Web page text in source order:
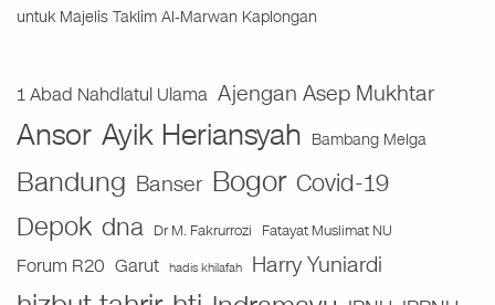
untuk Majelis Taklim Al-Marwan Kaplongan
1 Abad Nahdlatul Ulama Ajengan Asep Mukhtar
Ansor Ayik Heriansyah Bambang Melga
Bandung Banser Bogor Covid-19
Depok dna Dr M. Fakrurrozi Fatayat Muslimat NU
Forum R20 Garut hadis khilafah Harry Yuniardi